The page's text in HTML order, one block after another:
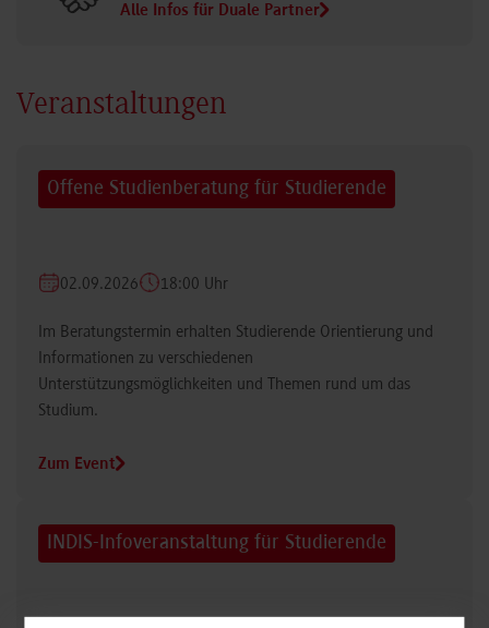
Alle Infos für Duale Partner
Veranstaltungen
Offene Studienberatung für Studierende
02.09.2026 18:00 Uhr
Im Beratungstermin erhalten Studierende Orientierung und
Informationen zu verschiedenen
Unterstützungsmöglichkeiten und Themen rund um das
Studium.
Zum Event
INDIS-Infoveranstaltung für Studierende